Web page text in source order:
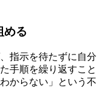
める
指示を待たずに自分
手順を繰り返すこと
からない」という不